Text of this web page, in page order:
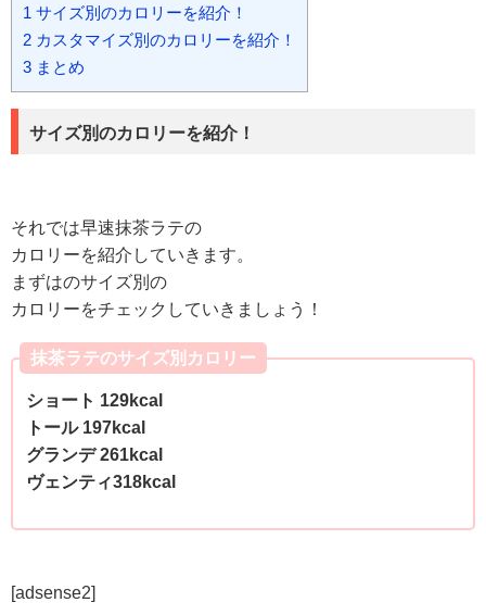
1 サイズ別のカロリーを紹介！
2 カスタマイズ別のカロリーを紹介！
3 まとめ
サイズ別のカロリーを紹介！
それでは早速抹茶ラテの
カロリーを紹介していきます。
まずはのサイズ別の
カロリーをチェックしていきましょう！
抹茶ラテのサイズ別カロリー
ショート 129kcal
トール 197kcal
グランデ 261kcal
ヴェンティ318kcal
[adsense2]